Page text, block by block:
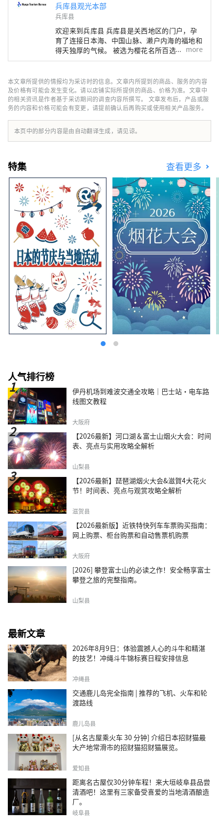
兵库县观光本部
兵库县
欢迎来到兵库县 兵库县是关西地区的门户，孕
育了连接日本海、中国山脉、濑户内海的福地和
得天独厚的气候。 被选为樱花名所百选之一的
世界遗产姬路城、六甲山的全景夜景等，有许多
牛”是但马牛的代名词，是日本顶级牛肉之一，
而清酒米“兵库山田锦”则是让您舌头惊喜的宝
石。 有马温泉是著名的温泉，城崎温泉曾出现
在许多文学作品中。在大自然的包围下，您可以
放松身心。 淡路岛鸣门漩涡的雷鸣声、夏季各
地举办的烟火大会的动感声音等，您可以听到令
more
本文章所提供的情报均为采访时的信息。文章内所提到的商品、服务的内容
及价格有可能会发生变化。请以店铺实际所提供的商品、价格为准。文章中
的相关资讯是作者基于采访期间的调查内容所撰写。 文章发布后，产品或服
务的内容和价格可能会有变更，请提前确认后再购买或使用相关产品服务。
本页中的部分内容是由自动翻译生成，请见谅。
特集 查看更多
人气排行榜
伊丹机场到难波交通全攻略｜巴士站・电车路
线图文教程
大阪府
【2026最新】河口湖＆富士山烟火大会：时间
表、亮点与实用攻略全解析
山梨县
【2026最新】琵琶湖烟火大会&滋賀4大花火
节！时间表、亮点与观赏攻略全解析
滋贺县
【2026最新版】近铁特快列车车票购买指南：
网上购票、柜台购票和自动售票机购票
大阪府
[2026] 攀登富士山的必读之作！安全畅享富士
攀登之旅的完整指南。
山梨县
最新文章
2026年8月9日：体验震撼人心的斗牛和精湛
的技艺！冲绳斗牛锦标赛日程安排信息
冲绳县
交通鹿儿岛完全指南 | 推荐的飞机、火车和轮
渡路线
鹿儿岛县
[从名古屋乘火车 30 分钟] 介绍日本招财猫最
大产地常滑市的招财猫招财猫展览。
爱知县
距离名古屋仅30分钟车程！来大垣岐阜县品尝
清酒吧！这里有三家备受喜爱的当地清酒酿造
厂。
岐阜县